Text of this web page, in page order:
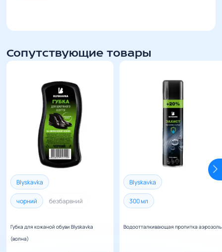
Сопутствующие товары
Blyskavka
чорний безбарвний
Губка для кожаной обуви Blyskavka
(волна)
Blyskavka
300 мл
Водоотталкивающая пропитка аэрозоль